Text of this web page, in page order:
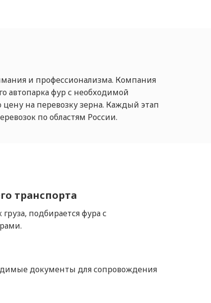
и профессионализма. Компания
автопарка фур с необходимой
на перевозку зерна. Каждый этап
по областям России.
транспорта
подбирается фура с
документы для сопровождения